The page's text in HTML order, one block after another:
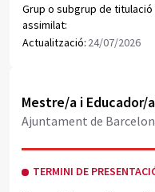
Grup o subgrup de titulació
assimilat:
Actualització: 24/07/2026
Obrir document PDF
Mestre/a i Educador/
Ajuntament de
TERMINI DE